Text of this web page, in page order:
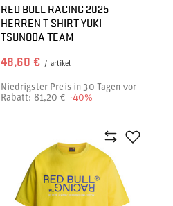
RED BULL RACING 2025
HERREN T-SHIRT YUKI
TSUNODA TEAM
48,60 € / artikel
Niedrigster Preis in 30 Tagen vor
Rabatt:81,20 € -40%